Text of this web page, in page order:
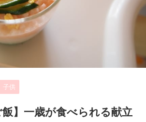
子供
飯】一歳が食べられる献立